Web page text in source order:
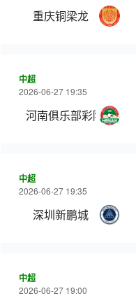
重庆铜梁龙
中超
2026-06-27 19:35
河南俱乐部彩陶坊
中超
2026-06-27 19:35
深圳新鹏城
中超
2026-06-27 19:00